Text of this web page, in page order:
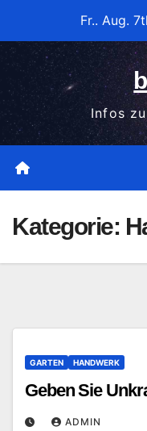
wechseln
Fr.. Aug.
Infos
Kategorie:
GARTEN HANDWERK
Geben Sie
ADMIN